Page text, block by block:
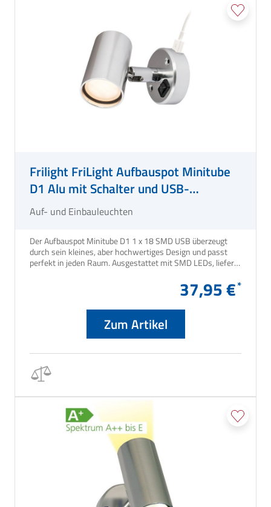
Frilight FriLight Aufbauspot Minitube
D1 Alu mit Schalter und USB-
Anschluss
Auf- und Einbauleuchten
Der Aufbauspot Minitube D1 1 x 18 SMD USB überzeugt
durch sein kleines, aber hochwertiges Design und passt
perfekt in jeden Raum. Ausgestattet mit SMD LEDs, liefert
integrierte USB-Anschluss bietet zusätzlichen Komfort und
macht diesen Spot besonders vielseitig einsetzbar. Dank
37,95 €
Zum Artikel